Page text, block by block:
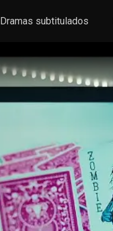
Dramas subtitulados